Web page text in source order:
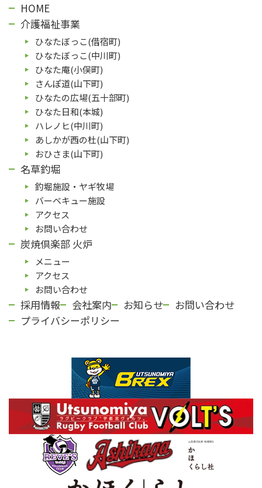
HOME
介護福祉事業
ひなたぼっこ(借宿町)
ひなたぼっこ(中川町)
ひなた庵(⼩俣町)
さんぽ道(⼭下町)
ひなたの広場(五⼗部町)
ひなた⽇和(本城)
ハレノヒ(中川町)
あしかが⻄の杜(⼭下町)
おひさま(山下町)
名草釣堀
釣堀施設・ヤギ牧場
バーベキュー施設
アクセス
お問い合わせ
炭焼倶楽部 火炉
メニュー
アクセス
お問い合わせ
採用情報 会社案内 お知らせ
お問い合わせ
プライバシーポリシー